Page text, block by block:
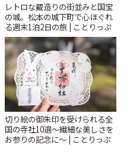
レトロな蔵造りの街並みと国宝
の城。松本の城下町で心ほぐれ
る週末1泊2日の旅 | ことりっぷ
切り絵の御朱印を受けられる全
国の寺社10選〜繊細な美しさを
お参りの記念に〜 | ことりっぷ